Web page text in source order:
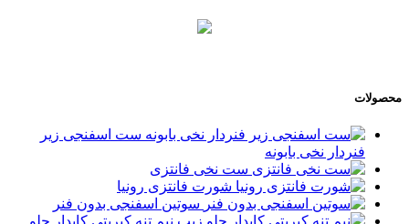
محصولات
ست اسفنجی زیر
فنردار نخی بابونه
ست نخی فانتزی
شورت فانتزی رونیا
سوتین اسفنجی بدون فنر
نیم تنه کبریتی کاپدار جلو